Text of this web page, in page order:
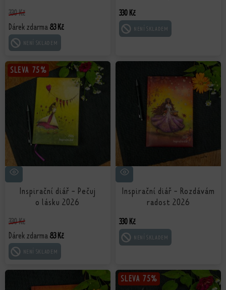
330Kč
Dárek zdarma 83Kč
ČTĚTE VÍCE
330 Kč
ČTĚTE VÍCE
SLEVA 75%
Inspirační diář - Pečuj
o lásku 2026
330Kč
Dárek zdarma 83Kč
SLEVA 75%
ČTĚTE VÍCE
Inspirační diář - Rozdávám
radost 2026
330 Kč
ČTĚTE VÍCE
SLEVA 75%
SLEVA 75%